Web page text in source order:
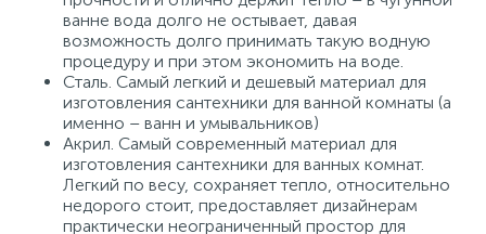
ванне вода долго не остывает, давая
возможность долго принимать такую водную
процедуру и при этом экономить на воде.
Сталь. Самый легкий и дешевый материал для
изготовления сантехники для ванной комнаты (а
именно – ванн и умывальников)
Акрил. Самый современный материал для
изготовления сантехники для ванных комнат.
Легкий по весу, сохраняет тепло, относительно
недорого стоит, предоставляет дизайнерам
практически неограниченный простор для